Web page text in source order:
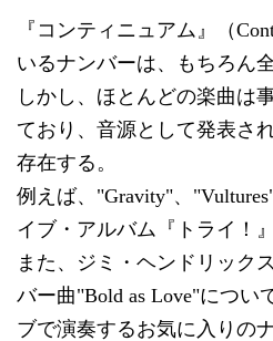
『コンティニュアム』（
いるナンバーは、もちろん
しかし、ほとんどの楽曲は
ており、音源として発表さ
存在する。
例えば、"Gravity"、
イブ・アルバム『トライ！
また、ジミ・ヘンドリック
バー曲"Bold as Love"につい
ブで演奏するお気に入りの